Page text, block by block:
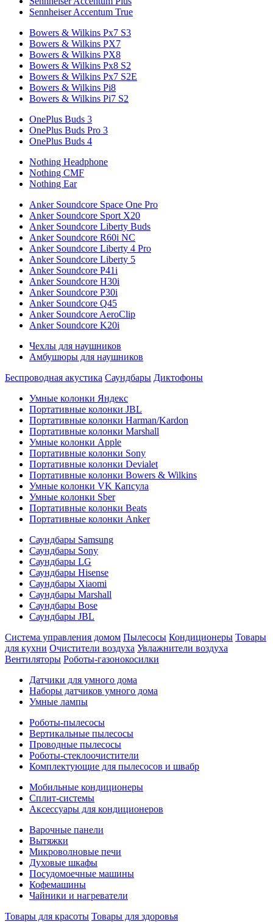
Sennheiser Accentum True
Bowers & Wilkins Px7 S3
Bowers & Wilkins PX7
Bowers & Wilkins PX8
Bowers & Wilkins Px8 S2
Bowers & Wilkins Px7 S2E
Bowers & Wilkins Pi8
Bowers & Wilkins Pi7 S2
OnePlus Buds 3
OnePlus Buds Pro 3
OnePlus Buds 4
Nothing Headphone
Nothing CMF
Nothing Ear
Anker Soundcore Space One Pro
Anker Soundcore Sport X20
Anker Soundcore Liberty Buds
Anker Soundcore R60i NC
Anker Soundcore Liberty 4 Pro
Anker Soundcore Liberty 5
Anker Soundcore P41i
Anker Soundcore H30i
Anker Soundcore P30i
Anker Soundcore Q45
Anker Soundcore AeroClip
Anker Soundcore K20i
Чехлы для наушников
Амбушюры для наушников
Беспроводная акустика Саундбары Диктофоны
Умные колонки Яндекс
Портативные колонки JBL
Портативные колонки Harman/Kardon
Портативные колонки Marshall
Умные колонки Apple
Портативные колонки Sony
Портативные колонки Devialet
Портативные колонки Bowers & Wilkins
Умные колонки VK Капсула
Умные колонки Sber
Портативные колонки Beats
Портативные колонки Anker
Саундбары Samsung
Саундбары Sony
Саундбары LG
Саундбары Hisense
Саундбары Xiaomi
Саундбары Marshall
Саундбары Bose
Саундбары JBL
Система управления домом Пылесосы Кондиционеры Товары
для кухни Очистители воздуха Увлажнители воздуха
Вентиляторы Роботы-газонокосилки
Датчики для умного дома
Наборы датчиков умного дома
Умные лампы
Роботы-пылесосы
Вертикальные пылесосы
Проводные пылесосы
Роботы-стеклоочистители
Комплектующие для пылесосов и швабр
Мобильные кондиционеры
Сплит-системы
Аксессуары для кондиционеров
Варочные панели
Вытяжки
Микроволновые печи
Духовые шкафы
Посудомоечные машины
Кофемашины
Чайники и нагреватели
Товары для красоты Товары для здоровья